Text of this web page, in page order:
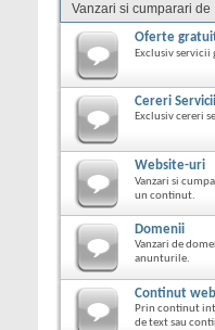
Vanzari si cumparari
Oferte
Exclusiv
Cereri Servicii
Exclusiv cereri
Website-uri
Vanzari si
un continut.
Domenii
Vanzari de
anunturile.
Continut web
Prin continut
de text sau